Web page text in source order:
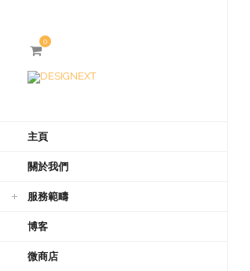
0
主頁
關於我們
服務範疇
博客
微商店